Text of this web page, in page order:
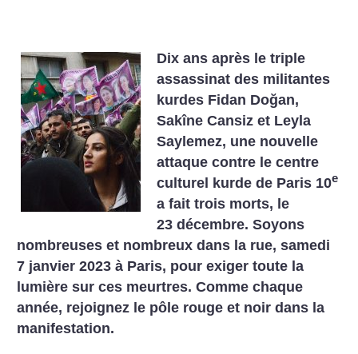
Dix ans après le triple
assassinat des militantes
kurdes Fidan Doğan,
Sakîne Cansiz et Leyla
Saylemez, une nouvelle
attaque contre le centre
culturel kurde de Paris 10e
a fait trois morts, le
23 décembre. Soyons
nombreuses et nombreux dans la rue, samedi
7 janvier 2023 à Paris, pour exiger toute la
lumière sur ces meurtres. Comme chaque
année, rejoignez le pôle rouge et noir dans la
manifestation.